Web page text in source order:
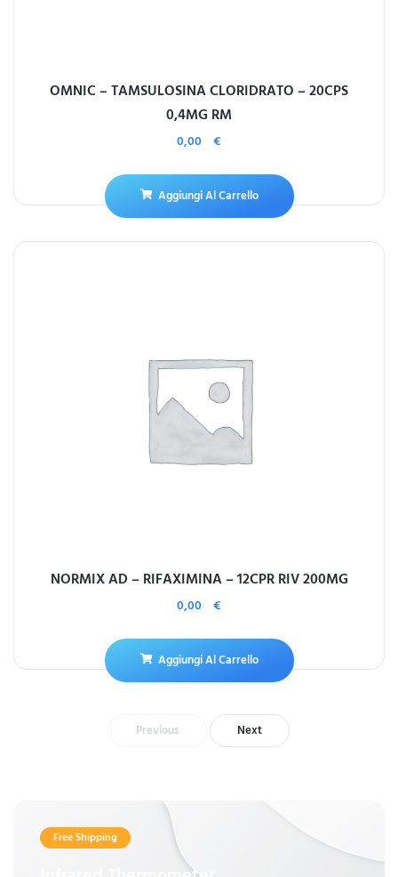
OMNIC – TAMSULOSINA CLORIDRATO – 20CPS
0,4MG RM
0,00 €
Aggiungi Al Carrello
NORMIX AD – RIFAXIMINA – 12CPR RIV 200MG
0,00 €
Aggiungi Al Carrello
Previous Next
Free Shipping